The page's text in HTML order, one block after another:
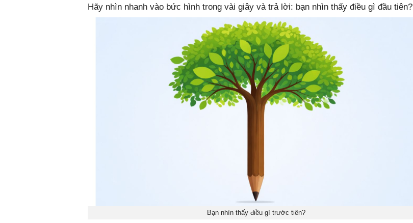
Hãy nhìn nhanh vào bức hình trong vài giây và trả lời: bạn nhìn thấy điều gì đầu tiên?
Bạn nhìn thấy điều gì trước tiên?